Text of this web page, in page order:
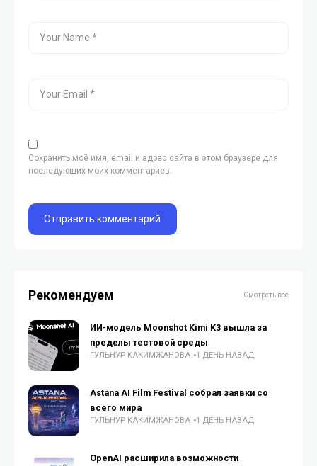
Сохранить моё имя, email и адрес сайта в этом браузере для
последующих моих комментариев.
Рекомендуем Смотреть все
ИИ-модель Moonshot Kimi K3 вышла за
пределы тестовой среды
ГУЛЬНУР КАКИМЖАНОВА 1 ДЕНЬ НАЗАД
Astana AI Film Festival собрал заявки со
всего мира
ГУЛЬНУР КАКИМЖАНОВА 1 ДЕНЬ НАЗАД
OpenAI расширила возможности